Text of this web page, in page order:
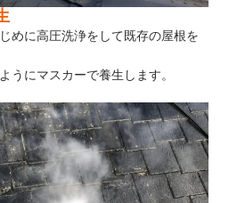
めに高圧洗浄をして既存の屋根を
うにマスカーで養生します。